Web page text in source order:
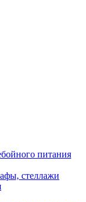
питания
стеллажи